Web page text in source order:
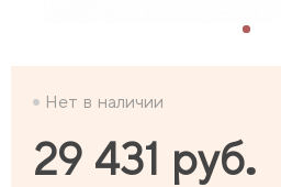
Нет в наличии
29 431 руб.